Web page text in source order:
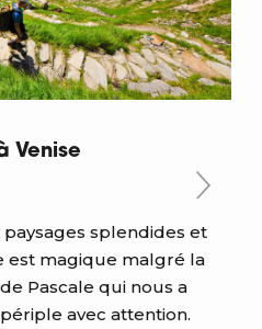
Venise
splendides et
est magique malgré la
Pascale qui nous a
avec attention.